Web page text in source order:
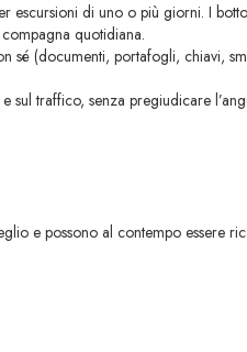
escursioni di uno o più giorni. I
quotidiana.
(documenti, portafogli, chiavi,
sul traffico, senza pregiudicare
e possono al contempo essere